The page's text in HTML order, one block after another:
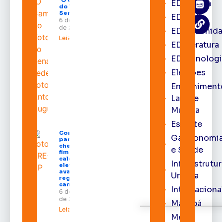
do Voto’ no
Senado
6 de agosto
de 2026
Leia mais »
Convenções
partidárias
chegam ao
fim e
calendário
eleitoral
avança para
registro de
candidaturas
6 de agosto
de 2026
Leia mais »
EDbrasília
EDcast
EDliteratura
Eleições
Lazer e
Música
Esporte
e Saúde
Urbana
Macapá
Meio